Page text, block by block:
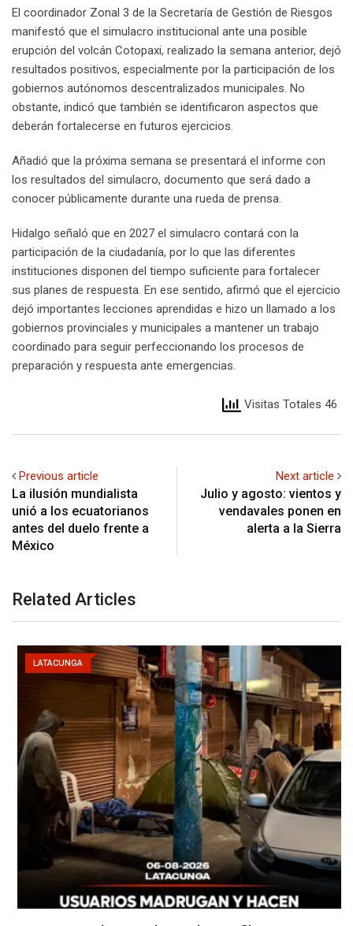
El coordinador Zonal 3 de la Secretaría de Gestión de Riesgos
manifestó que el simulacro institucional ante una posible
erupción del volcán Cotopaxi, realizado la semana anterior, dejó
resultados positivos, especialmente por la participación de los
gobiernos autónomos descentralizados municipales. No
obstante, indicó que también se identificaron aspectos que
deberán fortalecerse en futuros ejercicios.
Añadió que la próxima semana se presentará el informe con
los resultados del simulacro, documento que será dado a
conocer públicamente durante una rueda de prensa.
Hidalgo señaló que en 2027 el simulacro contará con la
participación de la ciudadanía, por lo que las diferentes
instituciones disponen del tiempo suficiente para fortalecer
sus planes de respuesta. En ese sentido, afirmó que el ejercicio
dejó importantes lecciones aprendidas e hizo un llamado a los
gobiernos provinciales y municipales a mantener un trabajo
coordinado para seguir perfeccionando los procesos de
preparación y respuesta ante emergencias.
Visitas Totales 46
Previous article
La ilusión mundialista
unió a los ecuatorianos
antes del duelo frente a
México
Next article
Julio y agosto: vientos y
vendavales ponen en
alerta a la Sierra
Related Articles
LATACUNGA